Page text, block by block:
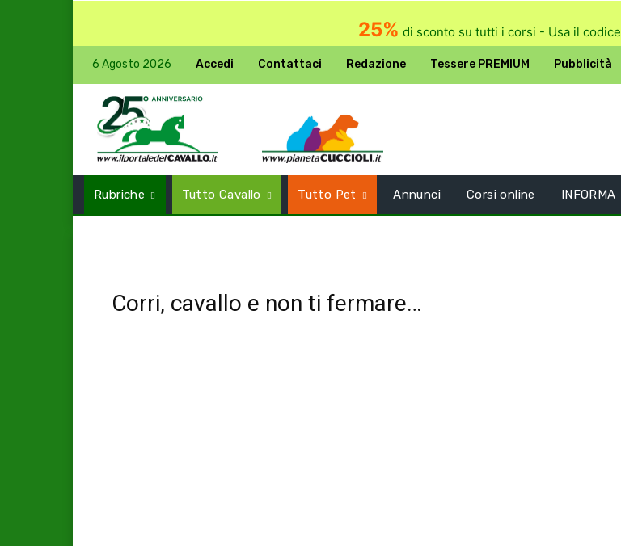
25% di sconto su tutti i corsi - Usa il codice
6 Agosto 2026 Accedi Contattaci Redazione Tessere PREMIUM Pubblicità
Rubriche Tutto Cavallo Tutto Pet Annunci Corsi online INFORMA
Corri, cavallo e non ti fermare…